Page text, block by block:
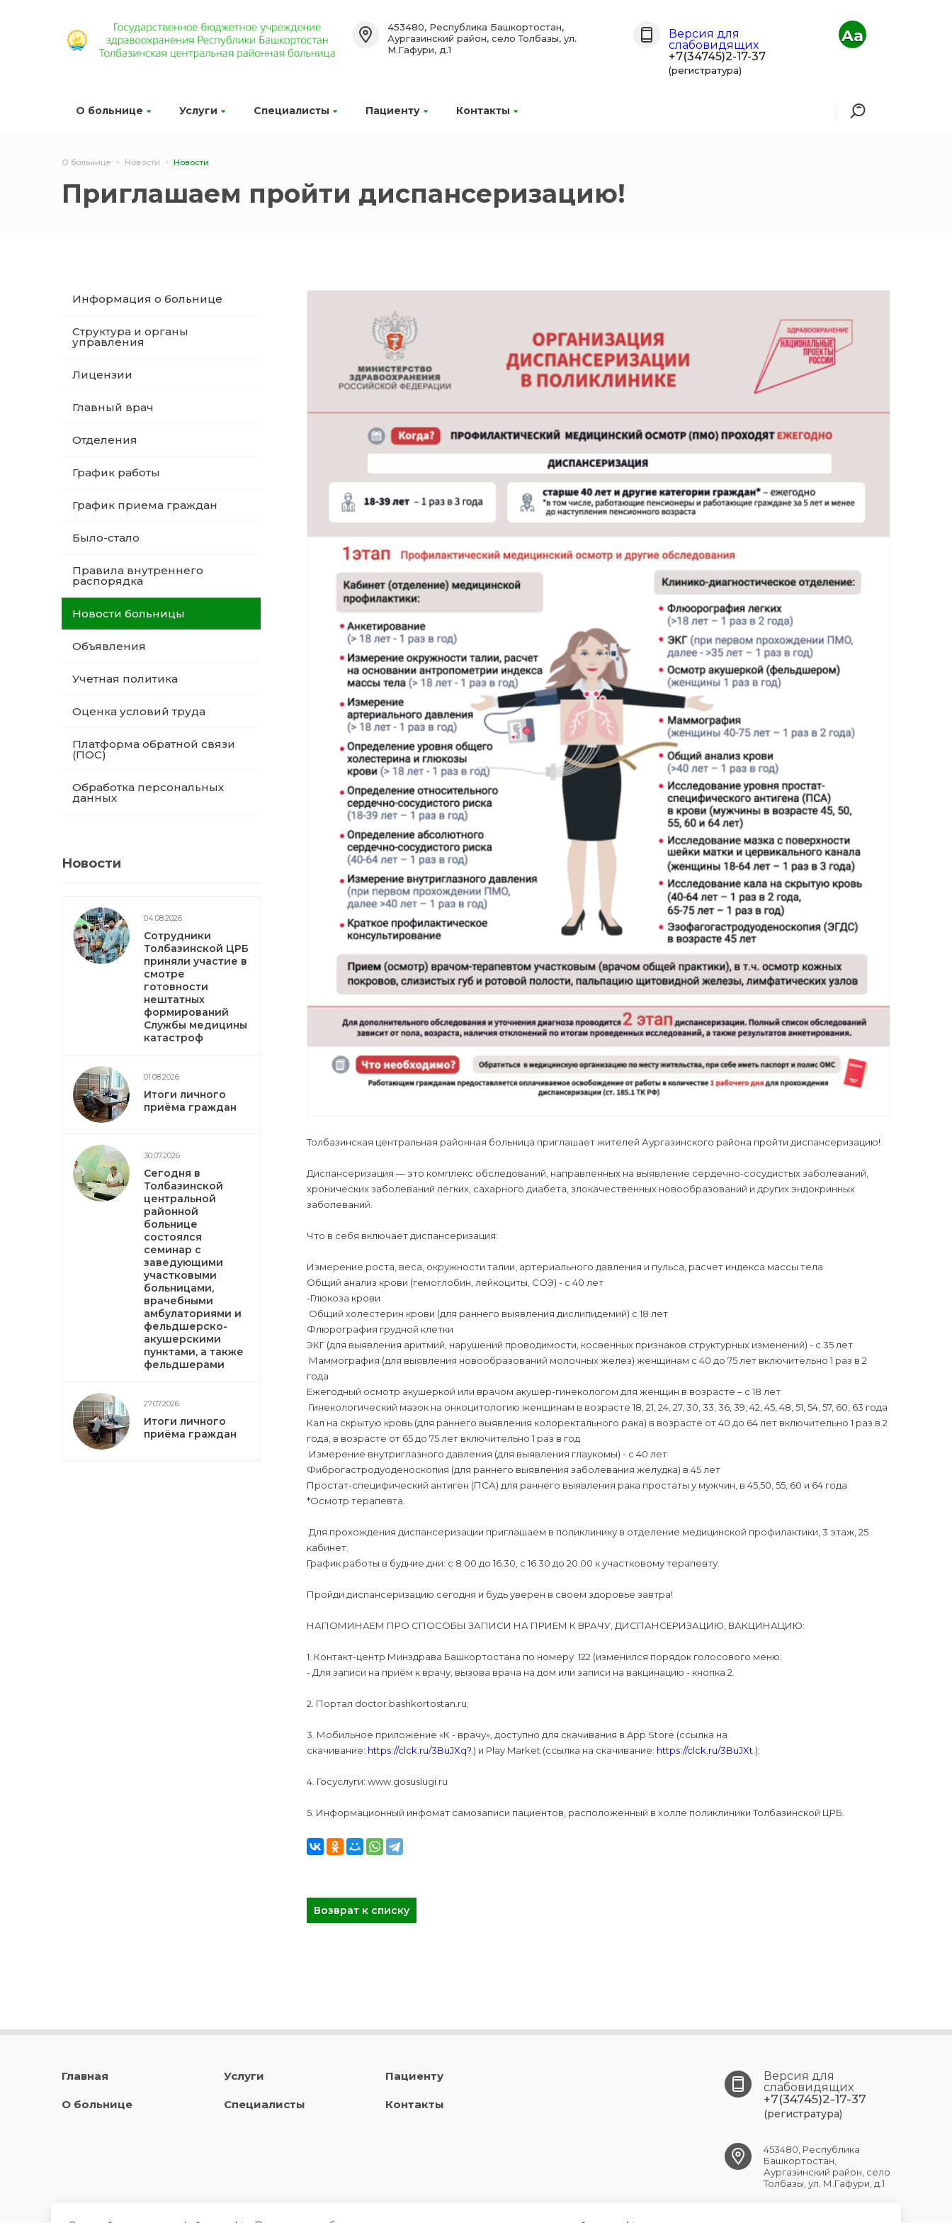
О больнице Услуги Специалисты Пациенту Контакты
453480, Республика Башкортостан,
Аургазинский район, село Толбазы, ул.
М.Гафури, д.1
Версия для
слабовидящих
+7(34745)2-17-37
(регистратура)
Aa
О больнице Новости Новости
Приглашаем пройти диспансеризацию!
Информация о больнице
Структура и органы
управления
Лицензии
Главный врач
Отделения
График работы
График приема граждан
Было-стало
Правила внутреннего
распорядка
Новости больницы
Объявления
Учетная политика
Оценка условий труда
Платформа обратной связи
(ПОС)
Обработка персональных
данных
Новости
04.08.2026
Сотрудники
Толбазинской ЦРБ
приняли участие в
смотре
готовности
нештатных
формирований
Службы медицины
катастроф
01.08.2026
Итоги личного
приёма граждан
30.07.2026
Сегодня в
Толбазинской
центральной
районной
больнице
состоялся
семинар с
заведующими
участковыми
больницами,
врачебными
амбулаториями и
фельдшерско-
акушерскими
пунктами, а также
фельдшерами
27.07.2026
Итоги личного
приёма граждан
Толбазинская центральная районная больница приглашает жителей Аургазинского района пройти диспансеризацию!
Диспансеризация — это комплекс обследований, направленных на выявление сердечно-сосудистых заболеваний,
хронических заболеваний лёгких, сахарного диабета, злокачественных новообразований и других эндокринных
заболеваний.
Что в себя включает диспансеризация:
Измерение роста, веса, окружности талии, артериального давления и пульса, расчет индекса массы тела
Общий анализ крови (гемоглобин, лейкоциты, СОЭ) - с 40 лет
-Глюкоза крови
Общий холестерин крови (для раннего выявления дислипидемий) с 18 лет
Флюрография грудной клетки
ЭКГ (для выявления аритмий, нарушений проводимости, косвенных признаков структурных изменений) - с 35 лет
Маммография (для выявления новообразований молочных желез) женщинам с 40 до 75 лет включительно 1 раз в 2
года
Ежегодный осмотр акушеркой или врачом акушер-гинекологом для женщин в возрасте – с 18 лет
Гинекологический мазок на онкоцитологию женщинам в возрасте 18, 21, 24, 27, 30, 33, 36, 39, 42, 45, 48, 51, 54, 57, 60, 63 года
Кал на скрытую кровь (для раннего выявления колоректального рака) в возрасте от 40 до 64 лет включительно 1 раз в 2
года, в возрасте от 65 до 75 лет включительно 1 раз в год
Измерение внутриглазного давления (для выявления глаукомы) - с 40 лет
Фиброгастродуоденоскопия (для раннего выявления заболевания желудка) в 45 лет
Простат-специфический антиген (ПСА) для раннего выявления рака простаты у мужчин, в 45,50, 55, 60 и 64 года
*Осмотр терапевта.
Для прохождения диспансеризации приглашаем в поликлинику в отделение медицинской профилактики, 3 этаж, 25
кабинет.
График работы в будние дни: с 8.00 до 16.30, с 16.30 до 20.00 к участковому терапевту.
Пройди диспансеризацию сегодня и будь уверен в своем здоровье завтра!
НАПОМИНАЕМ ПРО СПОСОБЫ ЗАПИСИ НА ПРИЕМ К ВРАЧУ, ДИСПАНСЕРИЗАЦИЮ, ВАКЦИНАЦИЮ:
1. Контакт-центр Минздрава Башкортостана по номеру 122 (изменился порядок голосового меню:
- Для записи на приём к врачу, вызова врача на дом или записи на вакцинацию - кнопка 2.
2. Портал doctor.bashkortostan.ru;
3. Мобильное приложение «К - врачу», доступно для скачивания в App Store (ссылка на
скачивание: https://clck.ru/3BuJXq?.) и Play Market (ссылка на скачивание: https://clck.ru/3BuJXt .);
4. Госуслуги: www.gosuslugi.ru
5. Информационный инфомат самозаписи пациентов, расположенный в холле поликлиники Толбазинской ЦРБ.
Возврат к списку
Главная
О больнице
Услуги
Специалисты
Пациенту
Контакты
Версия для
слабовидящих
+7(34745)2-17-37
(регистратура)
453480, Республика
Башкортостан,
Аургазинский район, село
Толбазы, ул. М.Гафури, д.1